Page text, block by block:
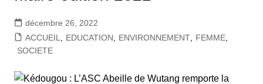
décembre 26, 2022
ACCUEIL
EDUCATION ENVIRONNEMENT, FEMME,
SOCIETE